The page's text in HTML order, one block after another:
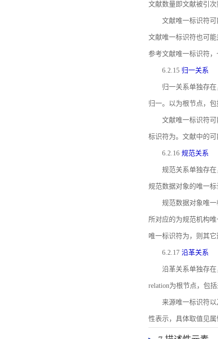
文献数量即文献被引
文献唯一标识符
文献唯一标识符也可
参考文献唯一标识符
6.2.15 归一关系
归一关系单独存
归一。以为根节点，
文献唯一标识符
标识符为。文献中的
6.2.16 规范关系
规范关系单独存
规范数据对象的唯一
规范数据对象唯一
所对应的为规范机构
唯一标识符为，则其
6.2.17 沿革关系
沿革关系单独存
relation为根节点，包
来源唯一标识符以
性表示，具体取值见属